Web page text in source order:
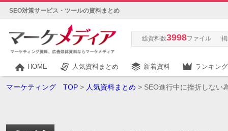
SEO対策サービス・ツールの資料まとめ
総資料数3998ファイル
HOME 人気資料まとめ 新着資料 ランキング
マーケティング TOP > 人気資料まとめ > SEO進行中に挫折しない